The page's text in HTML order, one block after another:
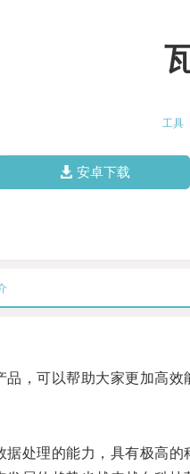
工具
安卓下载
可以帮助大家更加高效
理的能力，具有极高的